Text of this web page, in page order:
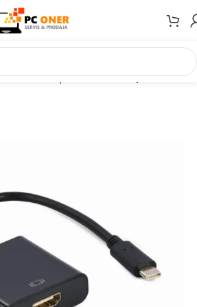
Kablovi i adapteri Video adapteri